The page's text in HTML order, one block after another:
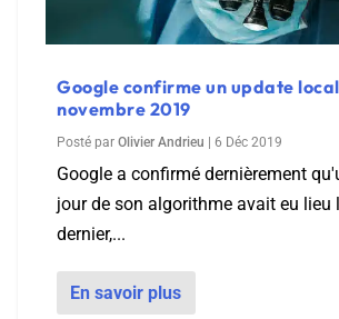
Google confirme un update
novembre 2019
Posté par Olivier Andrieu 6 Déc 2019
Google a confirmé dernièrement
jour de son algorithme avait eu lieu
dernier,...
En savoir plus